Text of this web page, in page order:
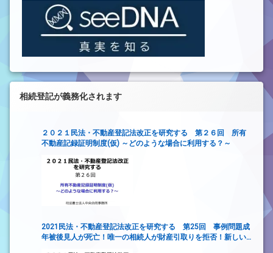
相続登記が義務化されます
２０２１民法・不動産登記法改正を研究する 第２６回 所有
不動産記録証明制度(仮) ～どのような場合に利用する？～
2021民法・不動産登記法改正を研究する 第25回 事例問題成
年被後見人が死亡！唯一の相続人が財産引取りを拒否！新しい